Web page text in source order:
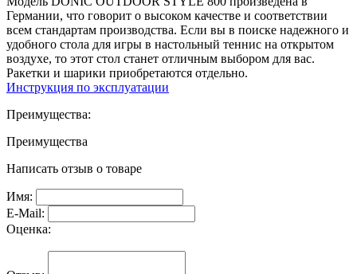
Германии, что говорит о высоком качестве и соответствии
всем стандартам производства. Если вы в поиске надежного и
удобного стола для игры в настольный теннис на открытом
воздухе, то этот стол станет отличным выбором для вас.
Ракетки и шарики приобретаются отдельно.
Инструкция по эксплуатации
Преимущества:
Преимущества
Написать отзыв о товаре
Имя:
E-Mail:
Оценка: